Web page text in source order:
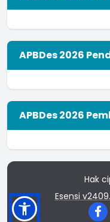
APBDes 2026
APBDes 2026
Hak
Esensi